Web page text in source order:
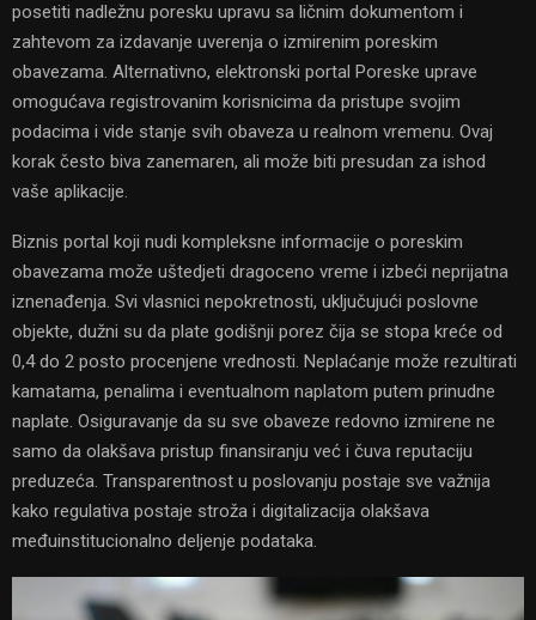
posetiti nadležnu poresku upravu sa ličnim dokumentom i
zahtevom za izdavanje uverenja o izmirenim poreskim
obavezama. Alternativno, elektronski portal Poreske uprave
omogućava registrovanim korisnicima da pristupe svojim
podacima i vide stanje svih obaveza u realnom vremenu. Ovaj
korak često biva zanemaren, ali može biti presudan za ishod
vaše aplikacije.
Biznis portal koji nudi kompleksne informacije o poreskim
obavezama može uštedjeti dragoceno vreme i izbeći neprijatna
iznenađenja. Svi vlasnici nepokretnosti, uključujući poslovne
objekte, dužni su da plate godišnji porez čija se stopa kreće od
0,4 do 2 posto procenjene vrednosti. Neplaćanje može rezultirati
kamatama, penalima i eventualnom naplatom putem prinudne
naplate. Osiguravanje da su sve obaveze redovno izmirene ne
samo da olakšava pristup finansiranju već i čuva reputaciju
preduzeća. Transparentnost u poslovanju postaje sve važnija
kako regulativa postaje stroža i digitalizacija olakšava
međuinstitucionalno deljenje podataka.